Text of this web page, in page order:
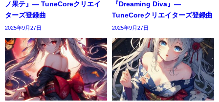
ノ果テ』― TuneCoreクリエイ
ターズ登録曲
2025年9月27日
『Dreaming Diva』―
TuneCoreクリエイターズ登録曲
2025年9月27日